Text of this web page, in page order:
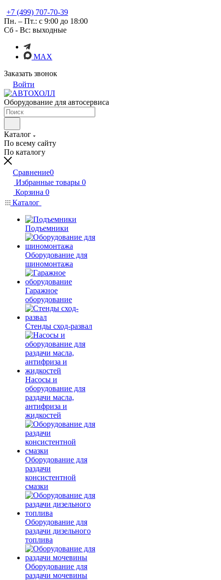
+7 (499) 707-70-39
Пн. – Пт.: с 9:00 до 18:00
Сб - Вс: выходные
MAX
Заказать звонок
Войти
Оборудование для автосервиса
Каталог
По всему сайту
По каталогу
Сравнение0
Избранные товары 0
Корзина 0
Каталог
Подъемники
Оборудование для
шиномонтажа
Гаражное
оборудование
Стенды сход-развал
Насосы и
оборудование для
раздачи масла,
антифриза и
жидкостей
Оборудование для
раздачи
консистентной
смазки
Оборудование для
раздачи дизельного
топлива
Оборудование для
раздачи мочевины